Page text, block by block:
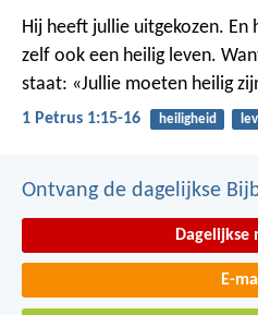
Hij heeft jullie uitgekozen. En
zelf ook een heilig leven.
staat: «Jullie moeten heilig
1 Petrus 1:15-16 heiligheid
Ontvang de dagelijkse
Dagelijkse
E-